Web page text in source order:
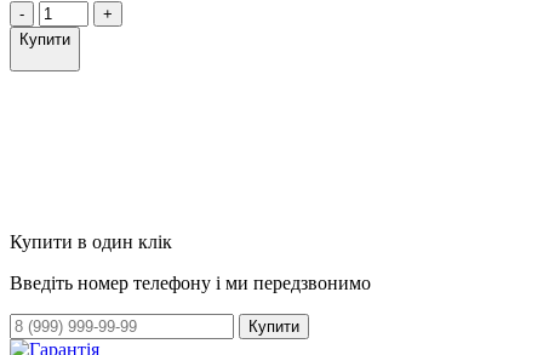
-
+
Купити
Купити в один клік
Введіть номер телефону і ми передзвонимо
Купити